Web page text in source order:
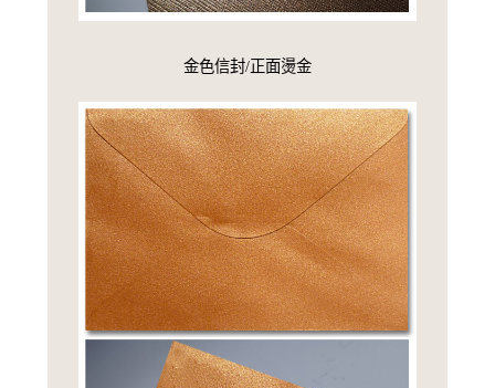
金色信封/正面燙金